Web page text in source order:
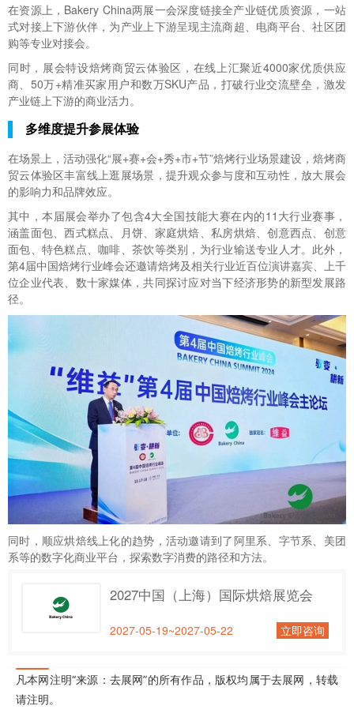
在资源上，Bakery China两展一会深度链接全产业链优质资源，一站
式对接上下游伙伴，为产业上下游呈现主流商超、电商平台、社区团
购等专业对接会。
同时，展会特设焙烤商贸云体验区，在线上汇聚近4000家优质供应
商、50万+精准买家用户和数万SKU产品，打破行业交流壁垒，激发
产业链上下游的商业活力。
多维度提升参展体验
在场景上，活动强化“展+赛+会+秀+市+节”焙烤行业场景建设，焙烤商
贸云体验区丰富线上逛展场景，提升观众参与度和互动性，放大展会
的影响力和品牌效应。
其中，本届展会举办了包含4大全国技能大赛在内的11大行业赛事，
涵盖面包、西式糕点、月饼、家庭烘焙、私房烘焙、创意西点、创意
面包、特色糕点、咖啡、茶饮等类别，为行业输送专业人才。此外，
第4届中国焙烤行业峰会还邀请焙烤及相关行业近百位演讲嘉宾、上千
位企业代表、数十家媒体，共同探讨应对当下经济形势的新型发展路
径。
同时，顺应烘焙线上化的趋势，活动邀请到了阿里系、字节系、美团
系等的数字化商业平台，探索数字消费的路径和方法。
2027中国（上海）国际烘焙展览会
2027-05-19~2027-05-22 立即咨询
凡本网注明“来源：去展网”的所有作品，版权均属于去展网，转载
请注明。